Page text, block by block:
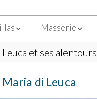
Masserie
et ses alentours
di Leuca